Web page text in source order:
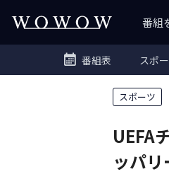
番組
番組表 スポ
スポーツ
UEFA
ッパリ